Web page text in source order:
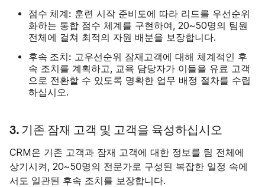
점수 체계: 훈련 시작 준비도에 따라 리드를 우선순위
화하는 통합 점수 체계를 구현하여, 20~50명의 팀원
전체에 걸쳐 최적의 자원 배분을 보장합니다.
후속 조치: 고우선순위 잠재고객에 대해 체계적인 후
속 조치를 계획하고, 교육 담당자가 이들을 유료 고객
으로 전환할 수 있도록 명확한 업무 배정 절차를 수립
하십시오.
3. 기존 잠재 고객 및 고객을 육성하십시오
CRM은 기존 고객과 잠재 고객에 대한 정보를 팀 전체에
상기시켜, 20~50명의 전문가로 구성된 복잡한 일정 속에
서도 일관된 후속 조치를 보장합니다.